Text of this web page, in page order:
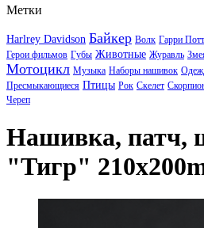
Метки
Harlrey Davidson Байкер Волк Гарри
Герои фильмов Губы Животные Журавль
Мотоцикл Музыка Наборы нашивок
Пресмыкающиеся Птицы Рок Скелет
Череп
Нашивка, патч,
"Тигр"